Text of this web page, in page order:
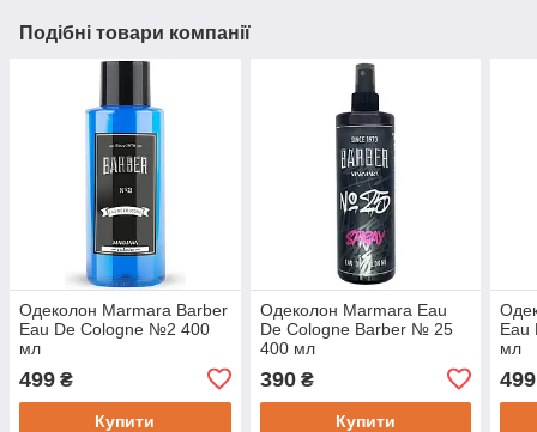
Подібні товари компанії
Одеколон Marmara Barber
Eau De Cologne №2 400
мл
499 ₴
Купити
Одеколон Marmara Eau
De Cologne Barber № 25
400 мл
390₴
Купити
Eau
мл
499